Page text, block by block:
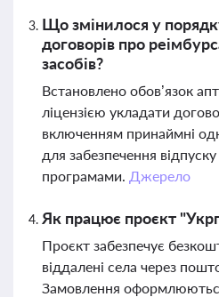
Що змінилося у
договорів про
засобів?
Встановлено обов’язок
ліцензією укладати
включенням принаймні
для забезпечення
програмами. Джерело
Як працює проєкт
Проєкт забезпечує
віддалені села через
Замовлення